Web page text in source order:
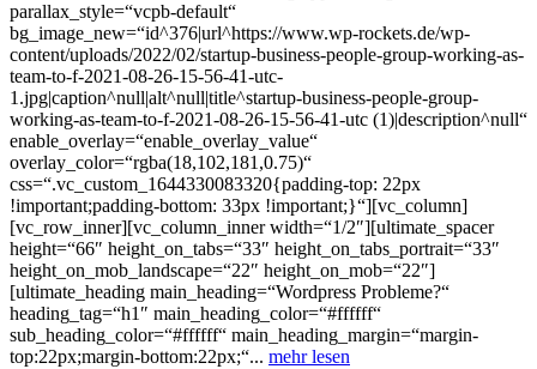
parallax_style=“vcpb-default“
bg_image_new=“id^376|url^https://www.wp-rockets.de/wp-
content/uploads/2022/02/startup-business-people-group-working-as-
team-to-f-2021-08-26-15-56-41-utc-
1.jpg|caption^null|alt^null|title^startup-business-people-group-
working-as-team-to-f-2021-08-26-15-56-41-utc (1)|description^null“
enable_overlay=“enable_overlay_value“
overlay_color=“rgba(18,102,181,0.75)“
css=“.vc_custom_1644330083320{padding-top: 22px
!important;padding-bottom: 33px !important;}“][vc_column]
[vc_row_inner][vc_column_inner width=“1/2″][ultimate_spacer
height=“66″ height_on_tabs=“33″ height_on_tabs_portrait=“33″
height_on_mob_landscape=“22″ height_on_mob=“22″]
[ultimate_heading main_heading=“Wordpress Probleme?“
heading_tag=“h1″ main_heading_color=“#ffffff“
sub_heading_color=“#ffffff“ main_heading_margin=“margin-
top:22px;margin-bottom:22px;“... mehr lesen